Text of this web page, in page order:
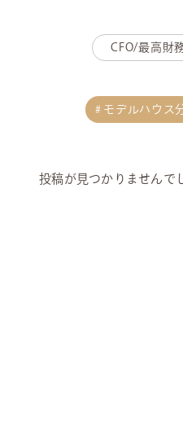
CFO/最高財
モデルハウス
投稿が見つかりませんで